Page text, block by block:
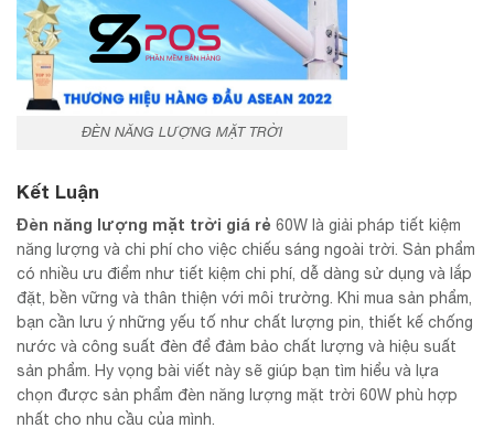
ĐÈN NĂNG LƯỢNG MẶT TRỜI
Kết Luận
Đèn năng lượng mặt trời giá rẻ 60W là giải pháp tiết kiệm
năng lượng và chi phí cho việc chiếu sáng ngoài trời. Sản phẩm
có nhiều ưu điểm như tiết kiệm chi phí, dễ dàng sử dụng và lắp
đặt, bền vững và thân thiện với môi trường. Khi mua sản phẩm,
bạn cần lưu ý những yếu tố như chất lượng pin, thiết kế chống
nước và công suất đèn để đảm bảo chất lượng và hiệu suất
sản phẩm. Hy vọng bài viết này sẽ giúp bạn tìm hiểu và lựa
chọn được sản phẩm đèn năng lượng mặt trời 60W phù hợp
nhất cho nhu cầu của mình.